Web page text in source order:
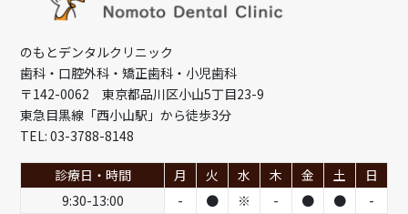
のもとデンタルクリニック
歯科・口腔外科・矯正歯科・小児歯科
〒142-0062 東京都品川区小山5丁目23-9
東急目黒線「西小山駅」から徒歩3分
TEL: 03-3788-8148
診療日・時間 月 火 水 木 金 土
日
9:30-13:00
- ● ※ - ● ●
-